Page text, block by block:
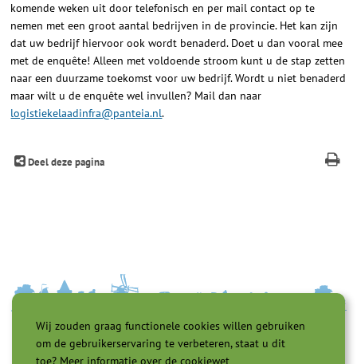
Wij zouden graag functionele cookies willen gebruiken
om de gebruikerservaring te verbeteren, staat u dit
toe? Meer informatie over de cookiewet
komende weken uit door telefonisch en per mail contact op te
nemen met een groot aantal bedrijven in de provincie. Het kan zijn
dat uw bedrijf hiervoor ook wordt benaderd. Doet u dan vooral mee
met de enquête! Alleen met voldoende stroom kunt u de stap zetten
naar een duurzame toekomst voor uw bedrijf. Wordt u niet benaderd
maar wilt u de enquête wel invullen? Mail dan naar
logistiekelaadinfra@panteia.nl.
Deel deze pagina